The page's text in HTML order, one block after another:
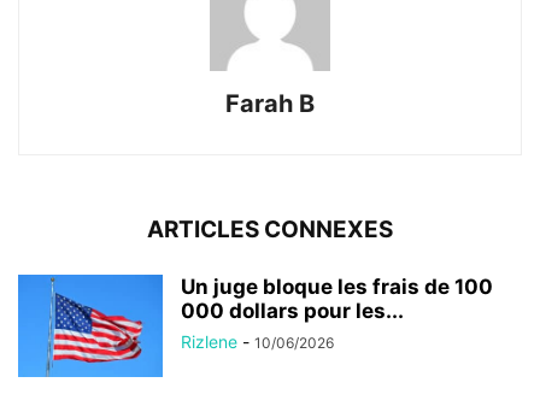
Farah B
ARTICLES CONNEXES
Un juge bloque les frais de 100
000 dollars pour les...
Rizlene - 10/06/2026